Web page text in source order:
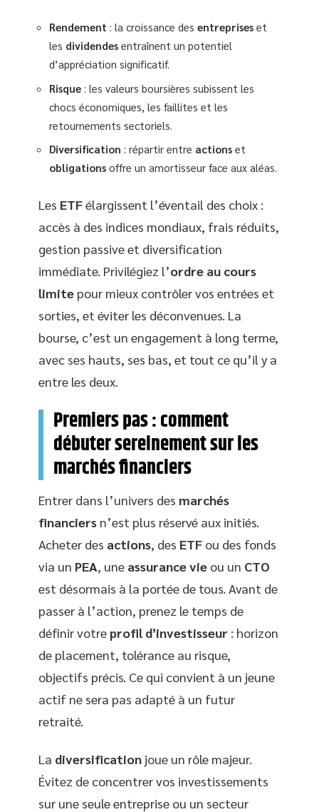
Rendement : la croissance des entreprises et
les dividendes entraînent un potentiel
d’appréciation significatif.
Risque : les valeurs boursières subissent les
chocs économiques, les faillites et les
retournements sectoriels.
Diversification : répartir entre actions et
obligations offre un amortisseur face aux aléas.
Les ETFélargissent l’éventail des choix :
accès à des indices mondiaux, frais réduits,
gestion passive et diversification
immédiate. Privilégiez l’ordre au cours
limite pour mieux contrôler vos entrées et
sorties, et éviter les déconvenues. La
bourse, c’est un engagement à long terme,
avec ses hauts, ses bas, et tout ce qu’il y a
entre les deux.
Premiers pas : comment
débuter sereinement sur les
marchés financiers
Entrer dans l’univers des marchés
financiers n’est plus réservé aux initiés.
Acheter des actions, des ETF ou des fonds
via un PEA, une assurance vie ou un CTO
est désormais à la portée de tous. Avant de
passer à l’action, prenez le temps de
définir votre profil d’investisseur : horizon
de placement, tolérance au risque,
objectifs précis. Ce qui convient à un jeune
actif ne sera pas adapté à un futur
retraité.
La diversification joue un rôle majeur.
Évitez de concentrer vos investissements
sur une seule entreprise ou un secteur